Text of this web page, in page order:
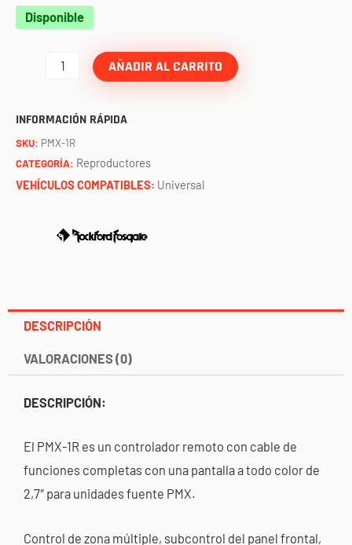
Disponible
Reprodutor
ROCKFORD
FOSGATE
AÑADIR AL CARRITO
INFORMACIÓN RÁPIDA
SKU: PMX-1R
CATEGORÍA: Reproductores
VEHÍCULOS COMPATIBLES: Universal
DESCRIPCIÓN
VALORACIONES (0)
DESCRIPCIÓN:
El PMX-1R es un controlador remoto con cable de
funciones completas con una pantalla a todo color de
2,7″ para unidades fuente PMX.
Control de zona múltiple, subcontrol del panel frontal,